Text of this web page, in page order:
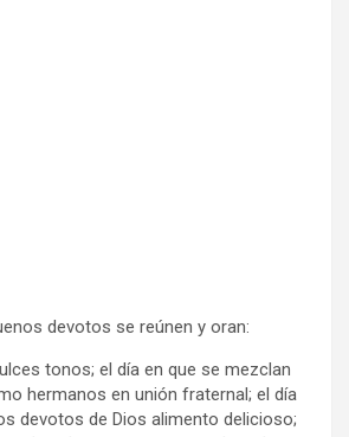
devotos se reúnen y oran:
tonos; el día en que se mezclan
hermanos en unión fraternal; el día
devotos de Dios alimento delicioso;